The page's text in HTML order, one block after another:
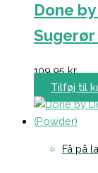
Done
Sugerør
109,95kr.
Tilføj til
Få på